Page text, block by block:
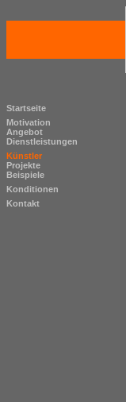
Startseite
Motivation
Angebot
Dienstleistungen
Künstler
Projekte
Beispiele
Konditionen
Kontakt